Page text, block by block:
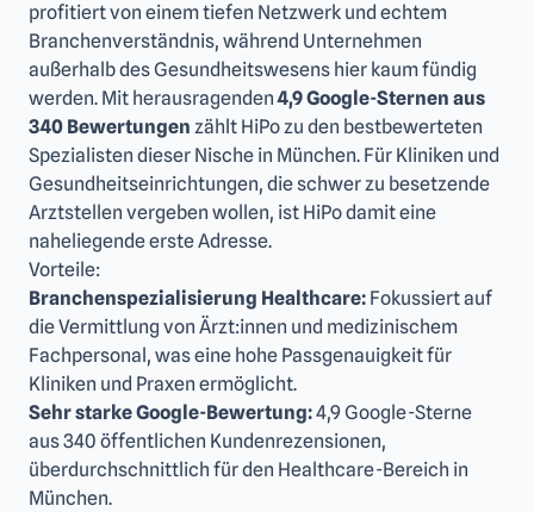
profitiert von einem tiefen Netzwerk und echtem
Branchenverständnis, während Unternehmen
außerhalb des Gesundheitswesens hier kaum fündig
werden. Mit herausragenden4,9 Google-Sternen aus
340 Bewertungen zählt HiPo zu den bestbewerteten
Spezialisten dieser Nische in München. Für Kliniken und
Gesundheitseinrichtungen, die schwer zu besetzende
Arztstellen vergeben wollen, ist HiPo damit eine
naheliegende erste Adresse.
Vorteile:
Branchenspezialisierung Healthcare: Fokussiert auf
die Vermittlung von Ärzt:innen und medizinischem
Fachpersonal, was eine hohe Passgenauigkeit für
Kliniken und Praxen ermöglicht.
Sehr starke Google-Bewertung:4,9 Google-Sterne
aus 340 öffentlichen Kundenrezensionen,
überdurchschnittlich für den Healthcare-Bereich in
München.